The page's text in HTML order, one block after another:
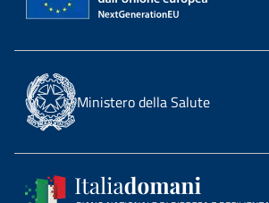
Ministero della Salute